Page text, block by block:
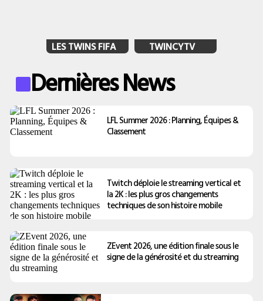
LES TWINS FIFA TWINCYTV
Dernières News
LFL Summer 2026 : Planning, Équipes &
Classement
Twitch déploie le streaming vertical et
la 2K : les plus gros changements
techniques de son histoire mobile
ZEvent 2026, une édition finale sous le
signe de la générosité et du streaming